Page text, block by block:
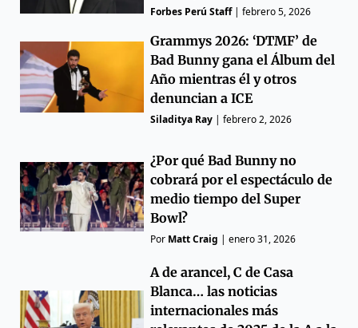
Forbes Perú Staff|febrero 5, 2026
Grammys 2026: ‘DTMF’ de
Bad Bunny gana el Álbum del
Año mientras él y otros
denuncian a ICE
Siladitya Ray |febrero 2, 2026
¿Por qué Bad Bunny no
cobrará por el espectáculo de
medio tiempo del Super
Bowl?
Por Matt Craig |enero 31, 2026
A de arancel, C de Casa
Blanca… las noticias
internacionales más